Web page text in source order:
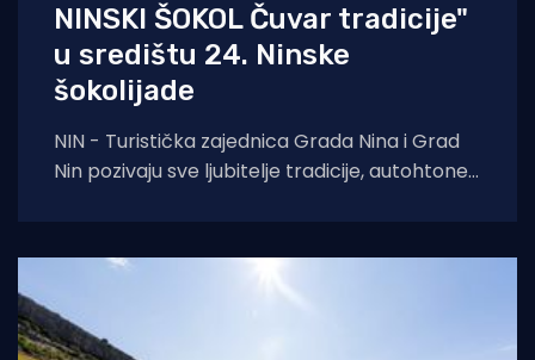
NINSKI ŠOKOL Čuvar tradicije"
u središtu 24. Ninske
šokolijade
NIN - Turistička zajednica Grada Nina i Grad
Nin pozivaju sve ljubitelje tradicije, autohtone